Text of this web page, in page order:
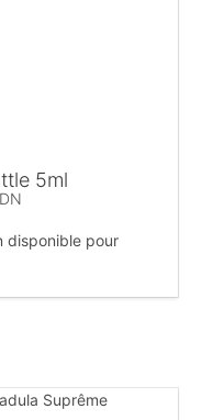
5ml
disponible pour